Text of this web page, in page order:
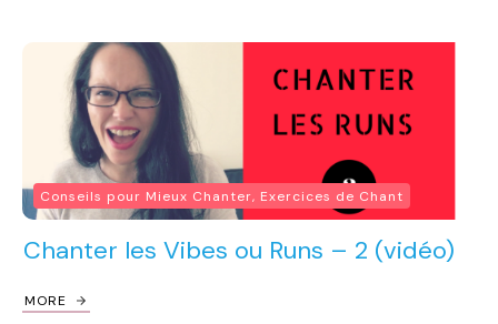
Conseils pour Mieux Chanter, Exercices de Chant
Chanter les Vibes ou Runs – 2 (vidéo)
MORE